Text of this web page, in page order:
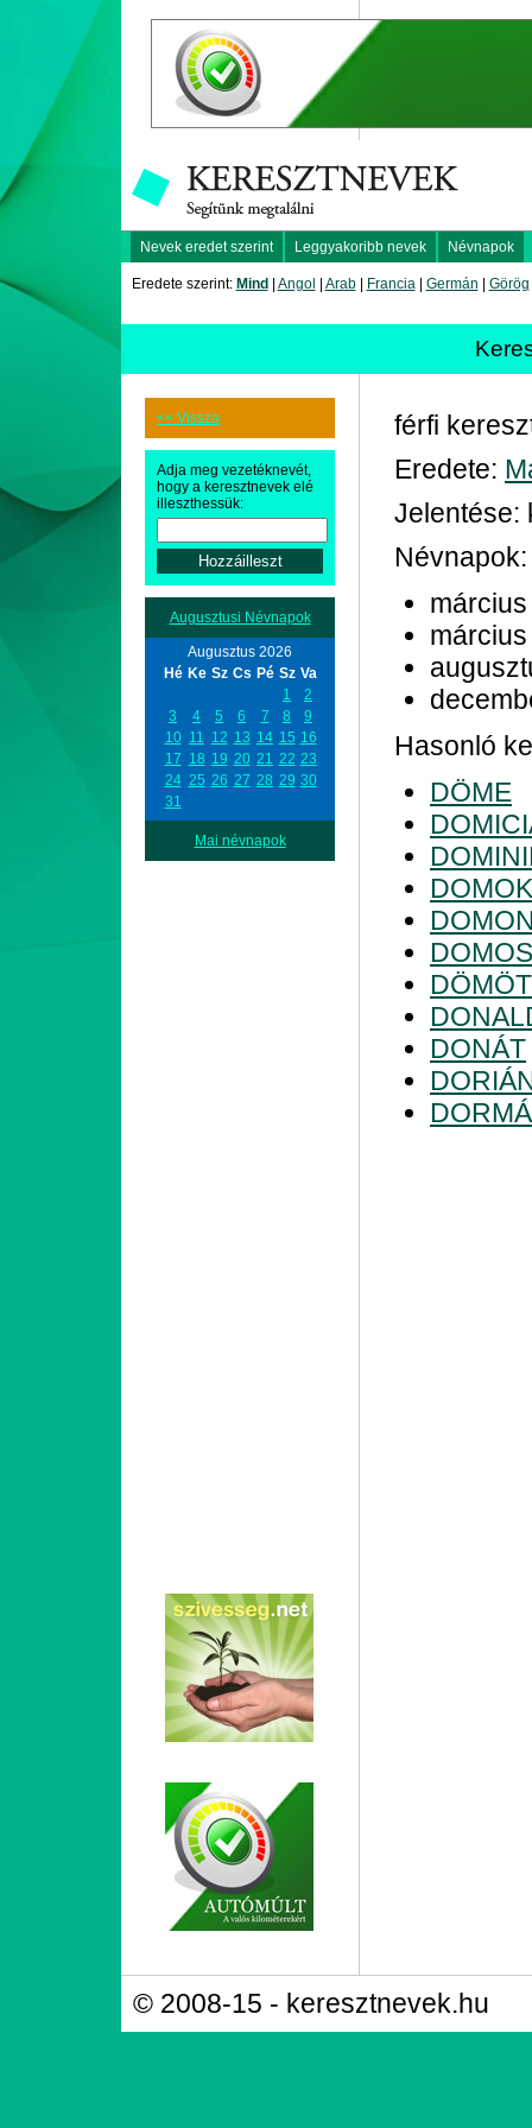
Nevek eredet szerint Leggyakoribb nevek Névnapok
Eredete szerint: Mind Angol Arab| Francia| Germán Görög
<< Vissza
Adja meg vezetéknevét,
hogy a keresztnevek elé
illeszthessük:
Augusztusi Névnapok
Augusztus 2026
Hé Ke Sz Cs Pé Sz Va
1
2
3
4 5 6 7 8
9
10 11 12 13 14 15 16
17 18 19 20 21 22 23
24 25 26 27 28 29 30
31
Mai névnapok
férfi
Eredete:
Jelentése:
Névnapok:
Hasonló
DÖME
DOMOS
DONÁT
© 2008-15 - keresztnevek.hu